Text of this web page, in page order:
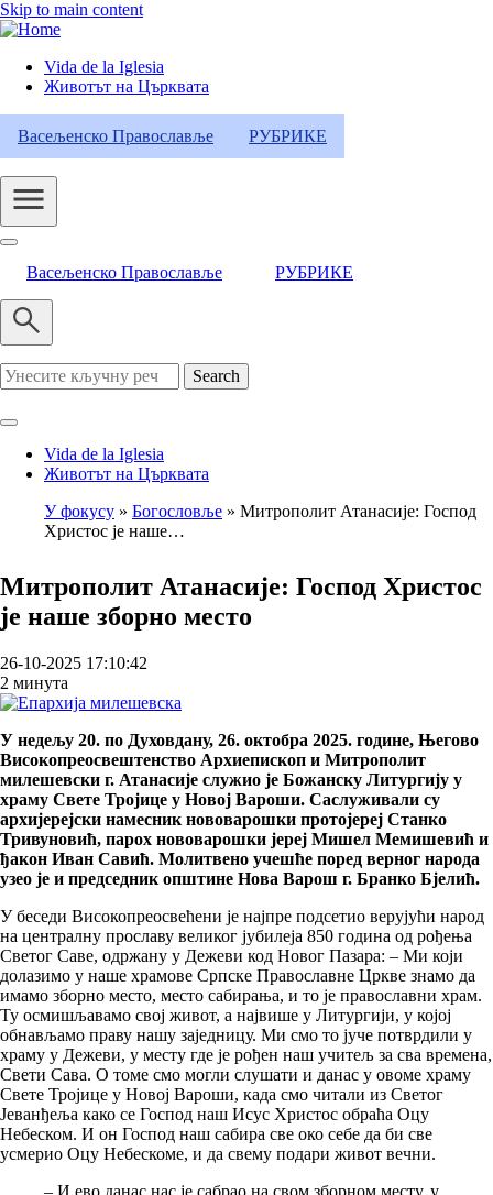
Skip to main content
Header
Category
Menu
Vida de la Iglesia
Животът на Църквата
Васељенско Православље РУБРИКЕ
Васељенско Православље РУБРИКЕ
Search
Vida de la Iglesia
Животът на Църквата
Breadcrumb
У фокусу Богословље
Митрополит Атанасије: Господ
Христос је наше…
Митрополит Атанасије: Господ Христос
је наше зборно место
26-10-2025 17:10:42
2 минута
У недељу 20. по Духовдану, 26. октобра 2025. године, Његово
Високопреосвештенство Архиепископ и Митрополит
милешевски г. Атанасије служио је Божанску Литургију у
храму Свете Тројице у Новој Вароши. Саслуживали су
архијерејски намесник нововарошки протојереј Станко
Тривуновић, парох нововарошки јереј Мишел Мемишевић и
ђакон Иван Савић. Молитвено учешће поред верног народа
узео је и председник општине Нова Варош г. Бранко Бјелић.
У беседи Високопреосвећени је најпре подсетио верујући народ
на централну прославу великог јубилеја 850 година од рођења
Светог Саве, одржану у Дежеви код Новог Пазара: – Ми који
долазимо у наше храмове Српске Православне Цркве знамо да
имамо зборно место, место сабирања, и то је православни храм.
Ту осмишљавамо свој живот, а највише у Литургији, у којој
обнављамо праву нашу заједницу. Ми смо то јуче потврдили у
храму у Дежеви, у месту где је рођен наш учитељ за сва времена,
Свети Сава. О томе смо могли слушати и данас у овоме храму
Свете Тројице у Новој Вароши, када смо читали из Светог
Јеванђеља како се Господ наш Исус Христос обраћа Оцу
Небеском. И он Господ наш сабира све око себе да би све
усмерио Оцу Небескоме, и да свему подари живот вечни.
– И ево данас нас је сабрао на свом зборном месту, у